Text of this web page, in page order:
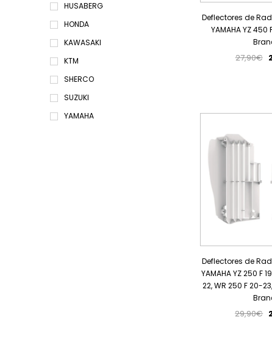
HUSABERG
HONDA
KAWASAKI
KTM
SHERCO
SUZUKI
YAMAHA
Deflectores de
YAMAHA YZ 450
27,90€
Deflectores de
YAMAHA YZ 250 F
22, WR 250 F 20-
29,90€